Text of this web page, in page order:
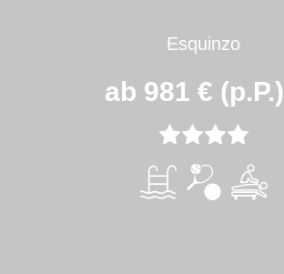
Esquinzo
ab 981 € (p.P.)